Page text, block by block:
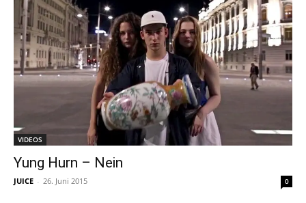
VIDEOS
Yung Hurn – Nein
JUICE - 26. Juni 2015 0